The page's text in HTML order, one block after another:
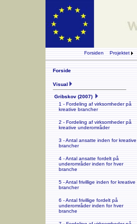
Forsiden Projektet
Forside
Visual
Gribskov (2007)
1 - Fordeling af virksomheder på
kreative brancher
2 - Fordeling af virksomheder på
kreative underområder
3 - Antal ansatte inden for kreative
brancher
4 - Antal ansatte fordelt på
underområder inden for hver
branche
5 - Antal frivillige inden for kreative
brancher
6 - Antal frivillige fordelt på
underområder inden for hver
branche